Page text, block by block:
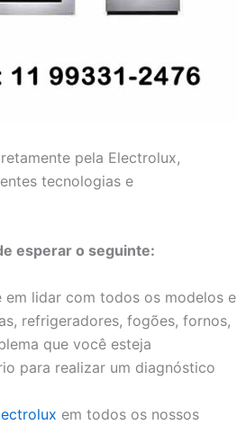
pela Electrolux,
tecnologias e
esperar o seguinte:
lidar com todos os modelos e
refrigeradores, fogões, fornos,
que você esteja
para realizar um diagnóstico
em todos os nossos